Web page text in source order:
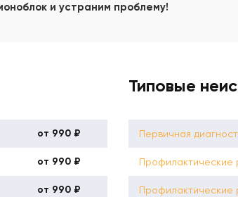
и устраним проблему!
от 990 ₽
от 990 ₽
от 990 ₽
Типовые
Первичная
Профилактические
Профилактические